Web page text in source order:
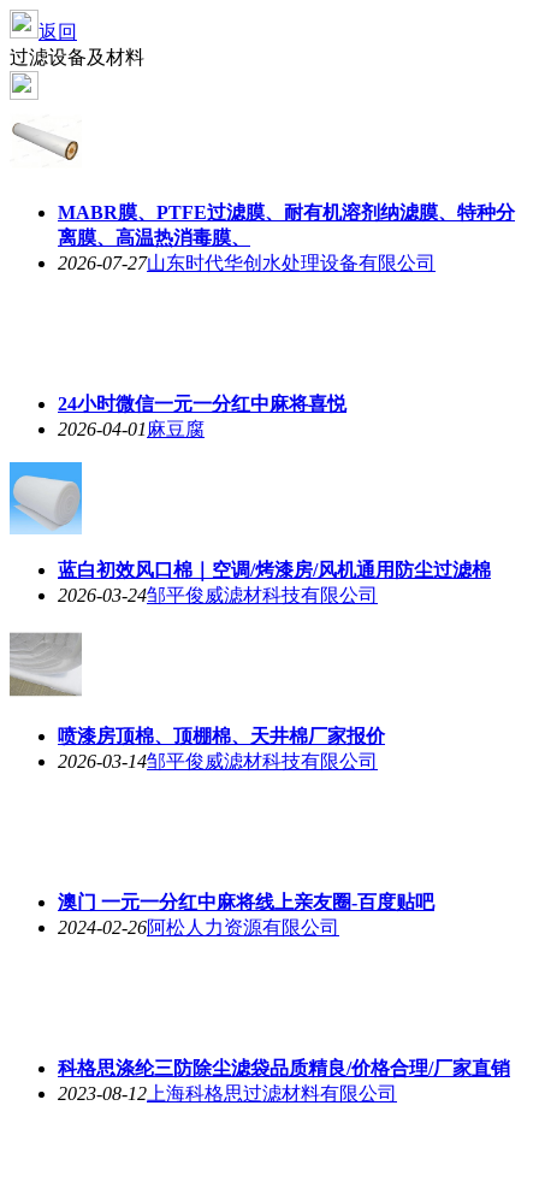
返回
过滤设备及材料
MABR膜、PTFE过滤膜、耐有机溶剂纳滤膜、特种分
离膜、高温热消毒膜、
2026-07-27山东时代华创水处理设备有限公司
24小时微信一元一分红中麻将喜悦
2026-04-01麻豆腐
蓝白初效风口棉｜空调/烤漆房/风机通用防尘过滤棉
2026-03-24邹平俊威滤材科技有限公司
喷漆房顶棉、顶棚棉、天井棉厂家报价
2026-03-14邹平俊威滤材科技有限公司
澳门 一元一分红中麻将线上亲友圈-百度贴吧
2024-02-26阿松人力资源有限公司
科格思涤纶三防除尘滤袋品质精良/价格合理/厂家直销
2023-08-12 上海科格思过滤材料有限公司